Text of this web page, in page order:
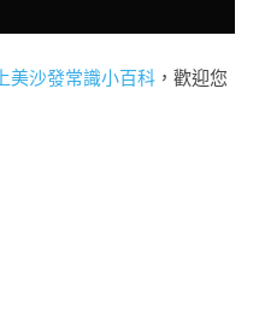
上美沙發常識小百科 ，歡迎您